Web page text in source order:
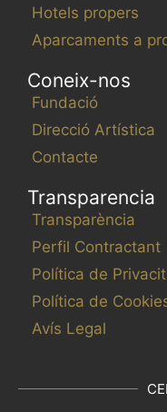
Hotels propers
Aparcaments a
Coneix-nos
Fundació
Direcció Artística
Contacte
Transparencia
Transparència
Perfil Contractant
Política de
Política de
Avís Legal